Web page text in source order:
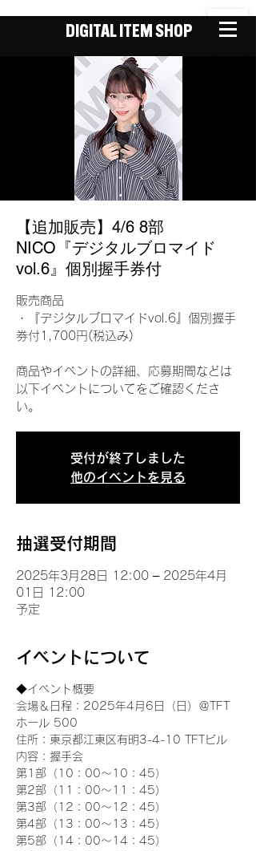
DIGITAL ITEM SHOP
【追加販売】4/6 8部
NICO『デジタルブロマイド
vol.6』個別握手券付
販売商品
・『デジタルブロマイドvol.6』個別握手
券付1,700円(税込み)
商品やイベントの詳細、応募期間などは
以下イベントについてをご確認くださ
い。
受付が終了しました
他のイベントを見る
抽選受付期間
2025年3月28日 12:00 – 2025年4月
01日 12:00
予定
イベントについて
◆イベント概要
会場＆日程：2025年4月6日（日）＠TFT
ホール 500
住所：東京都江東区有明3-4-10 TFTビル
内容：握手会
第1部（10：00～10：45）
第2部（11：00～11：45）
第3部（12：00～12：45）
第4部（13：00～13：45）
第5部（14：00～14：45）